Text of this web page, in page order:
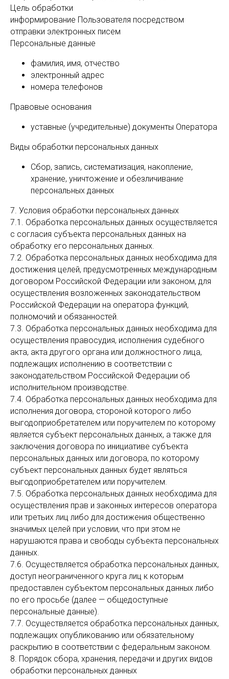
Цель обработки
информирование Пользователя посредством
отправки электронных писем
Персональные данные
фамилия, имя, отчество
электронный адрес
номера телефонов
Правовые основания
уставные (учредительные) документы Оператора
Виды обработки персональных данных
Сбор, запись, систематизация, накопление,
хранение, уничтожение и обезличивание
персональных данных
7. Условия обработки персональных данных
7.1. Обработка персональных данных осуществляется
с согласия субъекта персональных данных на
обработку его персональных данных.
7.2. Обработка персональных данных необходима для
достижения целей, предусмотренных международным
договором Российской Федерации или законом, для
осуществления возложенных законодательством
Российской Федерации на оператора функций,
полномочий и обязанностей.
7.3. Обработка персональных данных необходима для
осуществления правосудия, исполнения судебного
акта, акта другого органа или должностного лица,
подлежащих исполнению в соответствии с
законодательством Российской Федерации об
исполнительном производстве.
7.4. Обработка персональных данных необходима для
исполнения договора, стороной которого либо
выгодоприобретателем или поручителем по которому
является субъект персональных данных, а также для
заключения договора по инициативе субъекта
персональных данных или договора, по которому
субъект персональных данных будет являться
выгодоприобретателем или поручителем.
7.5. Обработка персональных данных необходима для
осуществления прав и законных интересов оператора
или третьих лиц либо для достижения общественно
значимых целей при условии, что при этом не
нарушаются права и свободы субъекта персональных
данных.
7.6. Осуществляется обработка персональных данных,
доступ неограниченного круга лиц к которым
предоставлен субъектом персональных данных либо
по его просьбе (далее — общедоступные
персональные данные).
7.7. Осуществляется обработка персональных данных,
подлежащих опубликованию или обязательному
раскрытию в соответствии с федеральным законом.
8. Порядок сбора, хранения, передачи и других видов
обработки персональных данных